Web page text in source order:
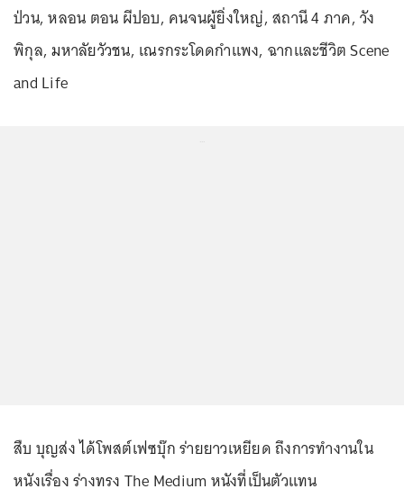
ป่วน, หลอน ตอน ผีปอบ, คนจนผู้ยิ่งใหญ่, สถานี 4 ภาค, วัง
พิกุล, มหาลัยวัวชน, เณรกระโดดกำแพง, ฉากและชีวิต Scene
and Life
สืบ บุญส่ง ได้โพสต์เฟซบุ๊ก ร่ายยาวเหยียด ถึงการทำงานใน
หนังเรื่อง ร่างทรง The Medium หนังที่เป็นตัวแทน